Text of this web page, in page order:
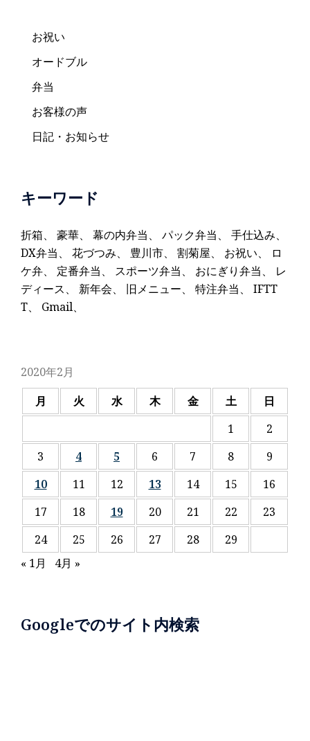
お祝い
オードブル
弁当
お客様の声
日記・お知らせ
キーワード
折箱、 豪華、 幕の内弁当、 パック弁当、 手仕込み、
DX弁当、 花づつみ、 豊川市、 割菊屋、 お祝い、
ロ
ケ弁、 定番弁当、 スポーツ弁当、 おにぎり弁当、 レ
ディース、 新年会、 旧メニュー、 特注弁当、 IFTT
T、 Gmail、
2020年2月
月
火 水 木 金 土
日
1
2
3
4 5 6 7 8
9
10
11 12 13 14 15
16
17
18 19 20 21 22
23
24
25 26 27 28
29
« 1月
4月 »
Googleでのサイト内検索